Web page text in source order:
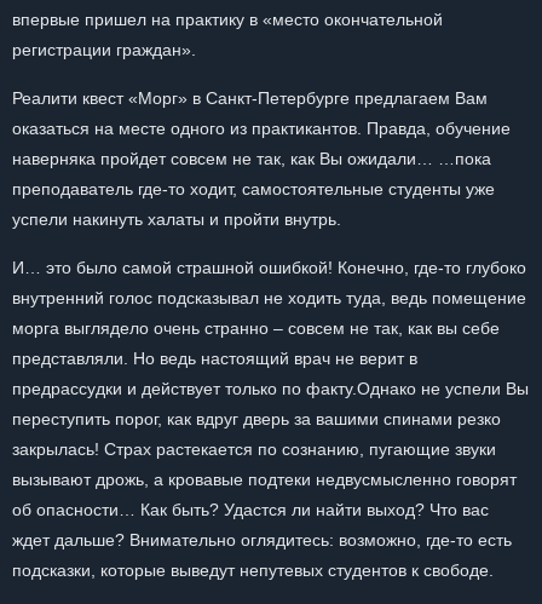
впервые пришел на практику в «место окончательной
регистрации граждан».
Реалити квест «Морг» в Санкт-Петербурге предлагаем Вам
оказаться на месте одного из практикантов. Правда, обучение
наверняка пройдет совсем не так, как Вы ожидали… …пока
преподаватель где-то ходит, самостоятельные студенты уже
успели накинуть халаты и пройти внутрь.
И… это было самой страшной ошибкой! Конечно, где-то глубоко
внутренний голос подсказывал не ходить туда, ведь помещение
морга выглядело очень странно – совсем не так, как вы себе
представляли. Но ведь настоящий врач не верит в
предрассудки и действует только по факту.Однако не успели Вы
переступить порог, как вдруг дверь за вашими спинами резко
закрылась! Страх растекается по сознанию, пугающие звуки
вызывают дрожь, а кровавые подтеки недвусмысленно говорят
об опасности… Как быть? Удастся ли найти выход? Что вас
ждет дальше? Внимательно оглядитесь: возможно, где-то есть
подсказки, которые выведут непутевых студентов к свободе.